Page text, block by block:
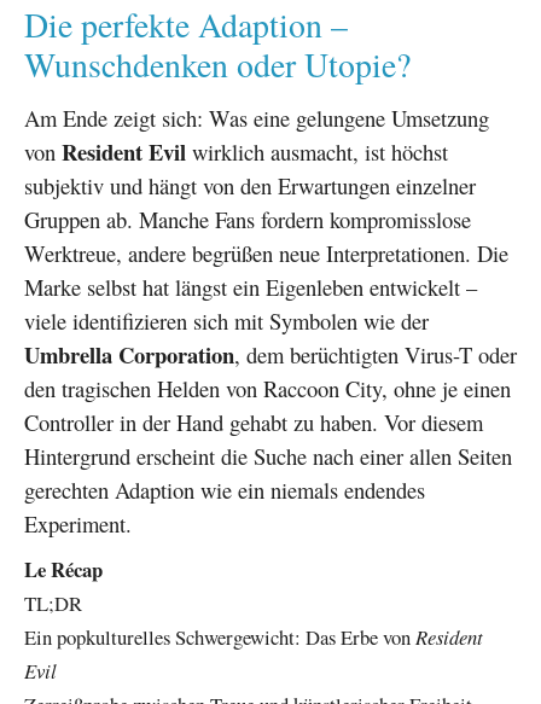
Die perfekte Adaption –
Wunschdenken oder Utopie?
Am Ende zeigt sich: Was eine gelungene Umsetzung
von Resident Evil wirklich ausmacht, ist höchst
subjektiv und hängt von den Erwartungen einzelner
Gruppen ab. Manche Fans fordern kompromisslose
Werktreue, andere begrüßen neue Interpretationen. Die
Marke selbst hat längst ein Eigenleben entwickelt –
viele identifizieren sich mit Symbolen wie der
Umbrella Corporation, dem berüchtigten Virus-T oder
den tragischen Helden von Raccoon City, ohne je einen
Controller in der Hand gehabt zu haben. Vor diesem
Hintergrund erscheint die Suche nach einer allen Seiten
gerechten Adaption wie ein niemals endendes
Experiment.
Le Récap
TL;DR
Ein popkulturelles Schwergewicht: Das Erbe vonResident
Evil